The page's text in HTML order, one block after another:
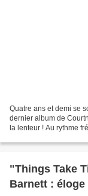
Quatre ans et demi se
dernier album de
la lenteur ! Au rythme
"Things Take
Barnett : éloge